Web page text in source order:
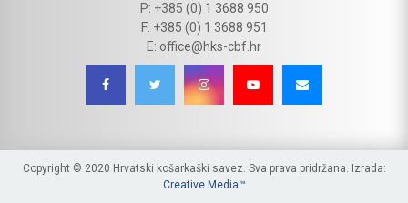
P: +385 (0) 1 3688 950
F: +385 (0) 1 3688 951
E: office@hks-cbf.hr
Copyright © 2020 Hrvatski košarkaški savez. Sva prava pridržana. Izrada:
Creative Media™